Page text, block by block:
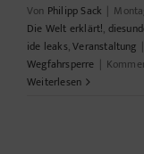
Von Philipp Sack |
Die Welt erklärt!,
ide leaks,Veranstaltung |
Wegfahrsperre |
Weiterlesen